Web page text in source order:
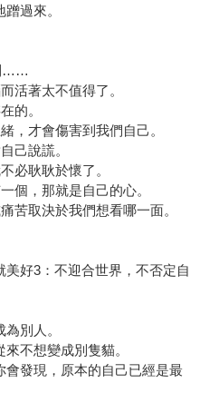
過來。
……
活著太不值得了。
的。
，才會傷害到我們自己。
己說謊。
必耿耿於懷了。
個，那就是自己的心。
苦取決於我們想看哪一面。
好3：不迎合世界，不否定自
別人。
不想變成別隻貓。
發現，原本的自己已經是最